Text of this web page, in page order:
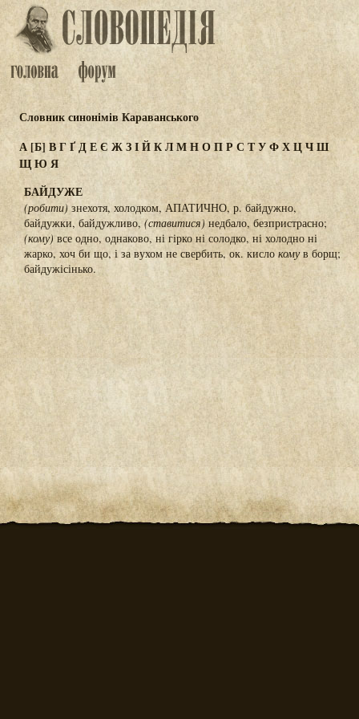
Словник синонімів Караванського
А[Б] ВГҐДЕЄ ЖЗІЙКЛМНОПР С ТУФХЦЧШ
ЩЮ Я
БАЙДУЖЕ
(робити) знехотя, холодком, АПАТИЧНО, р. байдужно,
байдужки, байдужливо,(ставитися) недбало, безпристрасно;
(кому) все одно, однаково, ні гірко ні солодко, ні холодно ні
жарко, хоч би що, і за вухом не свербить, ок. кислокомув борщ;
байдужісінько.